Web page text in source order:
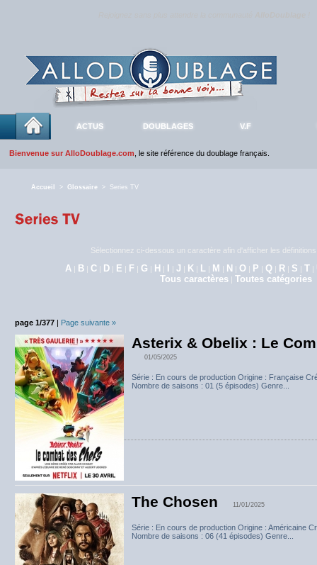
ACTUS DOUBLAGES V.F
Bienvenue sur AlloDoublage.com , le site référence du doublage français.
Accueil > Glossaire > Series TV
Sélectionnez ci-dessous un caractère afin d'afficher les
A | B | C | D | E | F | G | H | I |J | K | L | M | N | O | P | Q | R | S | T |
Tous caractères | Toutes catégories
page 1/377 | Page suivante »
Asterix & Obelix : Le
01/05/2025
Série : En cours de production Origine : Française
Nombre de saisons : 01 (5 épisodes) Genre...
The Chosen 11/01/2025
Série : En cours de production Origine : Américaine
Nombre de saisons : 06 (41 épisodes) Genre...